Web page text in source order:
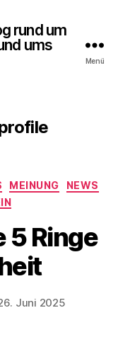
rund um
ums
Menü
MEINUNG
NEWS
5 Ringe
Juni 2025